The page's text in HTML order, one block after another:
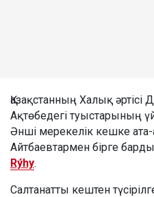
Қазақстанның Халық әртісі
Ақтөбедегі туыстарының
Әнші мерекелік кешке ата-
Айтбаевтармен бірге
Rýhy.
Салтанатты кештен